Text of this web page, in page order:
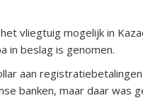
vliegtuig mogelijk in
in beslag is genomen.
aan
banken, maar daar was